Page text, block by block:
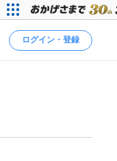
ログイン・登録